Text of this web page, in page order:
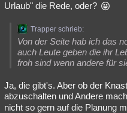
Urlaub" die Rede, oder?
Trapper schrieb:
Von der Seite hab ich das
auch Leute geben die ihr
froh sind wenn andere für
Ja, die gibt's. Aber ob der
abzuschalten und Andere
nicht so gern auf die Planung